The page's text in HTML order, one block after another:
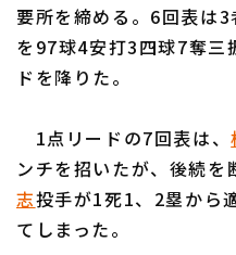
利用規約
運営会社（別ウィンドウで開く）
要所を締める。6回表は
を97球4安打3四球7奪三
ドを降りた。
1点リードの7回表は、
ンチを招いたが、後続を
志投手が1死1、2塁から
てしまった。